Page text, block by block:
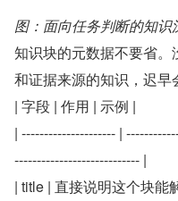
图：面向任务判断的知
知识块的元数据不要省
和证据来源的知识，迟早
| 字段 | 作用 | 示例 |
| --------------------- |
---------------------------- |
| title | 直接说明这个块能